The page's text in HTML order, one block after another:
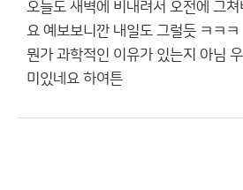
오늘도 새벽에 비내려서 오전에 그쳐
요 예보보니깐 내일도 그럴듯 ㅋㅋㅋ
뭔가 과학적인 이유가 있는지 아님
미있네요 하여튼